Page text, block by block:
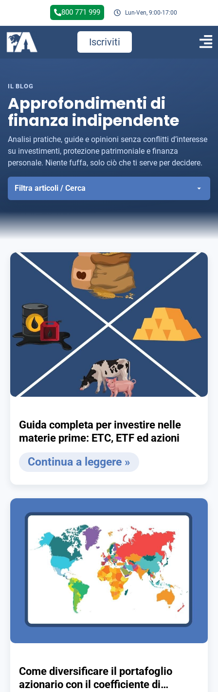
800 771 999 Lun-Ven, 9:00-17:00
Iscriviti
IL BLOG
Approfondimenti di
finanza indipendente
Analisi pratiche, guide e opinioni senza conflitti d’interesse
su investimenti, protezione patrimoniale e finanza
personale. Niente fuffa, solo ciò che ti serve per decidere.
Filtra articoli / Cerca
Guida completa per investire nelle
materie prime: ETC, ETF ed azioni
Continua a leggere »
Come diversificare il portafoglio
azionario con il coefficiente di